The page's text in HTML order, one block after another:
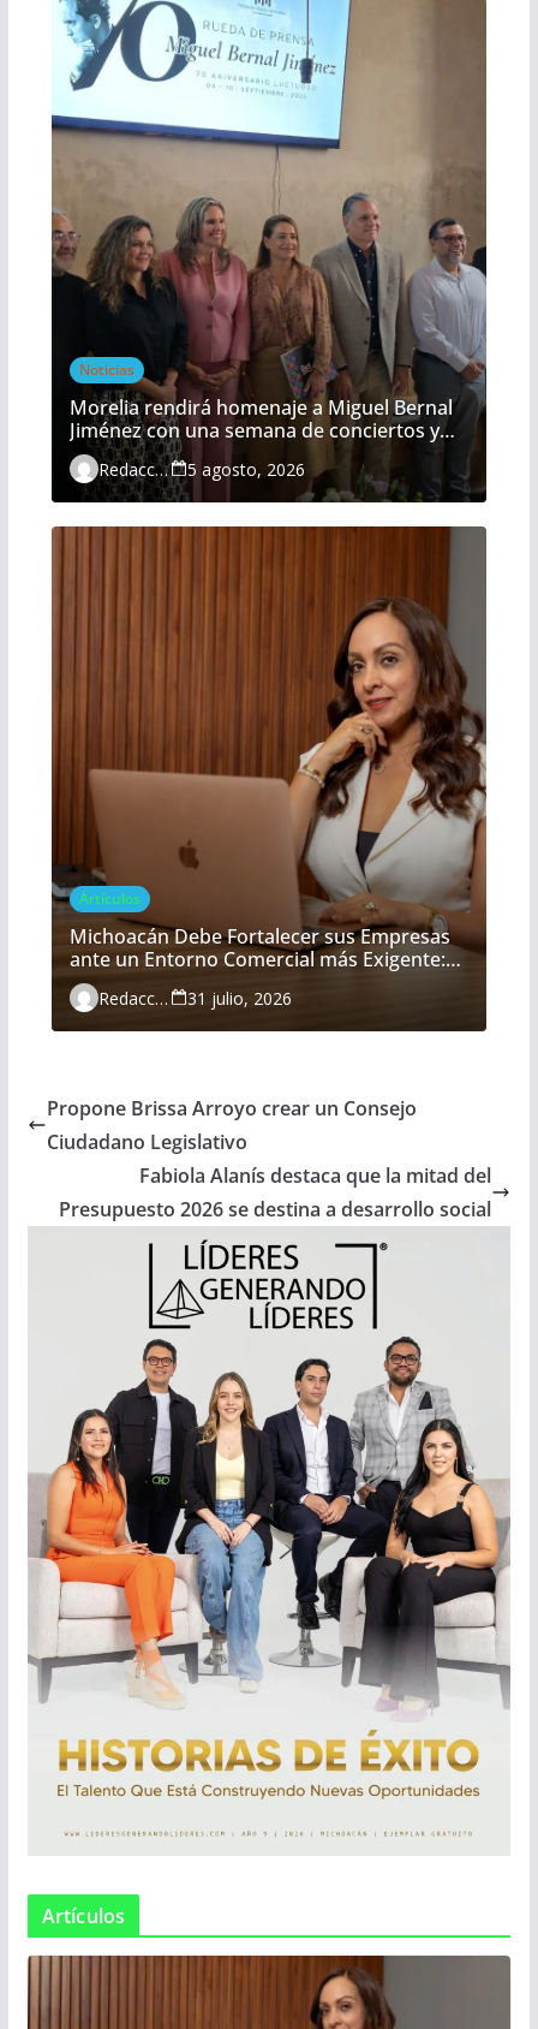
Noticias
Morelia rendirá homenaje a Miguel Bernal
Jiménez con una semana de conciertos y
actividades gratuitas
Redacción 5 agosto, 2026
Artículos
Michoacán Debe Fortalecer sus Empresas
ante un Entorno Comercial más Exigente:
María Belém Morón
Redacción 31 julio, 2026
Propone Brissa Arroyo crear un Consejo
Ciudadano Legislativo
Fabiola Alanís destaca que la mitad del
Presupuesto 2026 se destina a desarrollo social
Artículos